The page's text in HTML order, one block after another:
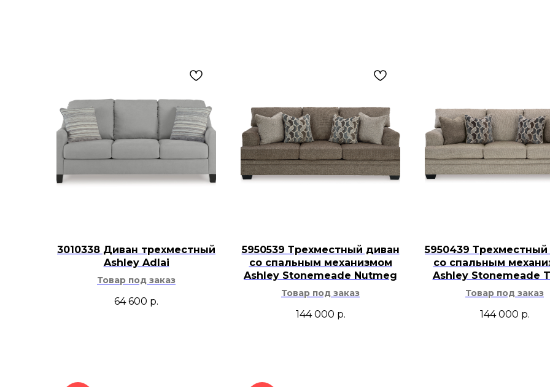
3010338 Диван трехместный
Ashley Adlai
Товар под заказ
64 600 р.
5950539 Трехместный диван
со спальным механизмом
Ashley Stonemeade Nutmeg
Товар под заказ
144 000 р.
5950439 Трехместный
со спальным
Ashley Stonemeade
Товар под заказ
144 000 р.